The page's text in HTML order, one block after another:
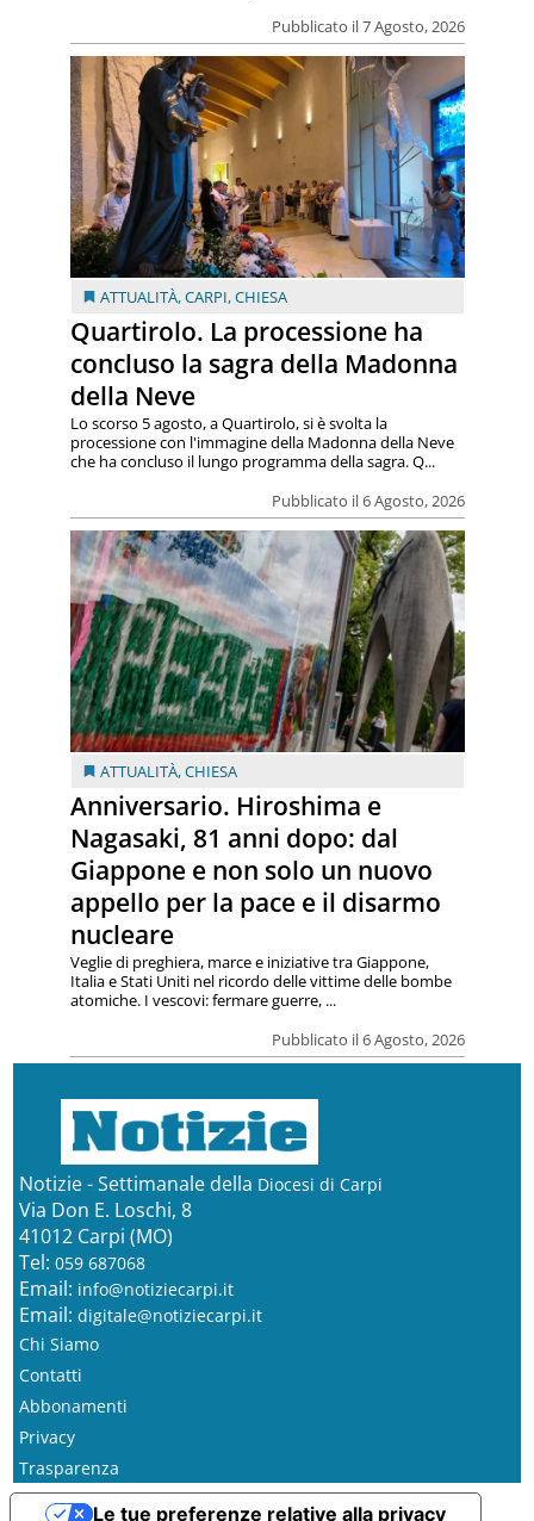
Pubblicato il 7 Agosto, 2026
ATTUALITÀ,CARPI,CHIESA
Quartirolo. La processione ha
concluso la sagra della Madonna
della Neve
Pubblicato il 6 Agosto, 2026
Lo scorso 5 agosto, a Quartirolo, si è svolta la
processione con l'immagine della Madonna della Neve
che ha concluso il lungo programma della sagra. Q...
ATTUALITÀ,CHIESA
Anniversario. Hiroshima e
Nagasaki, 81 anni dopo: dal
Giappone e non solo un nuovo
appello per la pace e il disarmo
nucleare
Pubblicato il 6 Agosto, 2026
Veglie di preghiera, marce e iniziative tra Giappone,
Italia e Stati Uniti nel ricordo delle vittime delle bombe
atomiche. I vescovi: fermare guerre, ...
Notizie - Settimanale della Diocesi di Carpi
Via Don E. Loschi, 8
41012 Carpi (MO)
Tel: 059 687068
Email: info@notiziecarpi.it
Email: digitale@notiziecarpi.it
Chi Siamo
Contatti
Abbonamenti
Privacy
Trasparenza
Le tue preferenze relative alla privacy